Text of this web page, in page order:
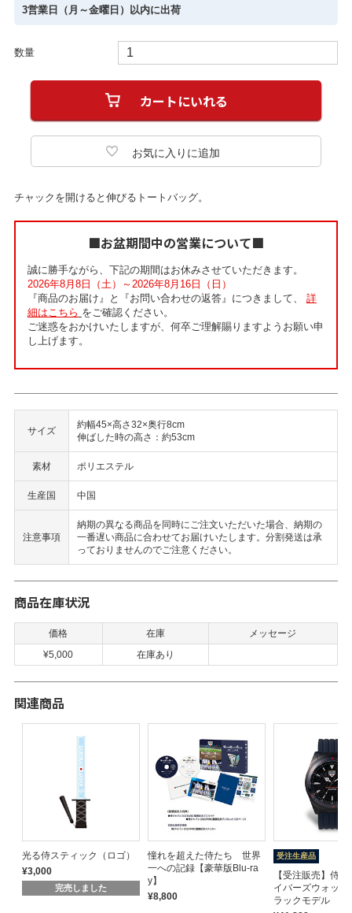
3営業日（月～金曜日）以内に出荷
数量
チャックを開けると伸びるトートバッグ。
■お盆期間中の営業について■
誠に勝手ながら、下記の期間はお休みさせていただきます。
2026年8月8日（土）～2026年8月16日（日）
『商品のお届け』と『お問い合わせの返答』につきまして、 詳
細はこちら をご確認ください。
ご迷惑をおかけいたしますが、何卒ご理解賜りますようお願い申
し上げます。
サイズ
約幅45×高さ32×奥行8cm
伸ばした時の高さ：約53cm
素材 ポリエステル
生産国 中国
注意事項
納期の異なる商品を同時にご注文いただいた場合、納期の
一番遅い商品に合わせてお届けいたします。分割発送は承
っておりませんのでご注意ください。
商品在庫状況
価格 在庫
メッセージ
¥5,000
在庫あり
関連商品
光る侍スティック（ロゴ）
¥3,000
完売しました
憧れを超えた侍たち 世界
一への記録【豪華版Blu-ra
y】
¥8,800
受注生産品
【受注販売】侍
イバーズウォッ
ラックモデル